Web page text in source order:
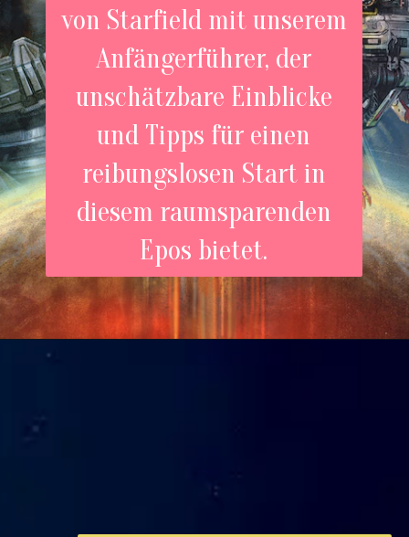
von Starfield mit unserem
Anfängerführer, der
unschätzbare Einblicke
und Tipps für einen
reibungslosen Start in
diesem raumsparenden
Epos bietet.